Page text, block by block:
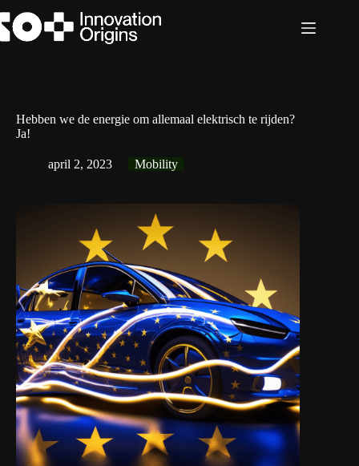
naar
de
Hebben we de energie om allemaal elektrisch te rijden?
Ja!
april 2, 2023 Mobility